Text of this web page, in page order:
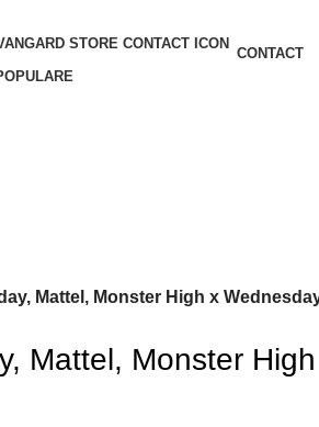
CONTACT
Mattel, Monster High x
Mattel, Monster